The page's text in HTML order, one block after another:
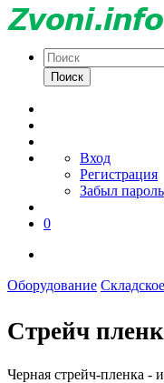
Поиск
Вход
Регистрация
Забыл пароль
0
Оборудование
Стрейч
Черная стрейч-пленка -